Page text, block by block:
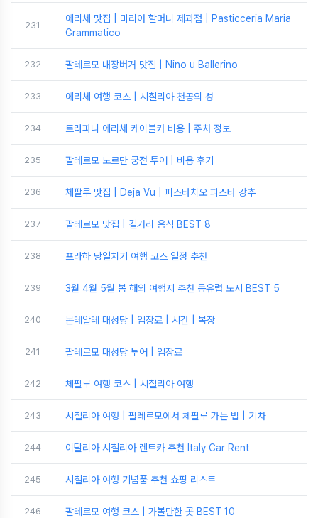
231
에리체 맛집 | 마리아 할머니 제과점 | Pasticceria Maria
Grammatico
232 팔레르모 내장버거 맛집 | Nino u Ballerino
233 에리체 여행 코스 | 시칠리아 천공의 성
234 트라파니 에리체 케이블카 비용 | 주차 정보
235 팔레르모 노르만 궁전 투어 | 비용 후기
236 체팔루 맛집 | Deja Vu | 피스타치오 파스타 강추
237 팔레르모 맛집 | 길거리 음식 BEST 8
238 프라하 당일치기 여행 코스 일정 추천
239 3월 4월 5월 봄 해외 여행지 추천 동유럽 도시 BEST 5
240 몬레알레 대성당 | 입장료 | 시간 | 복장
241 팔레르모 대성당 투어 | 입장료
242 체팔루 여행 코스 | 시칠리아 여행
243 시칠리아 여행 | 팔레르모에서 체팔루 가는 법 | 기차
244 이탈리아 시칠리아 렌트카 추천 Italy Car Rent
245 시칠리아 여행 기념품 추천 쇼핑 리스트
246 팔레르모 여행 코스 | 가볼만한 곳 BEST 10